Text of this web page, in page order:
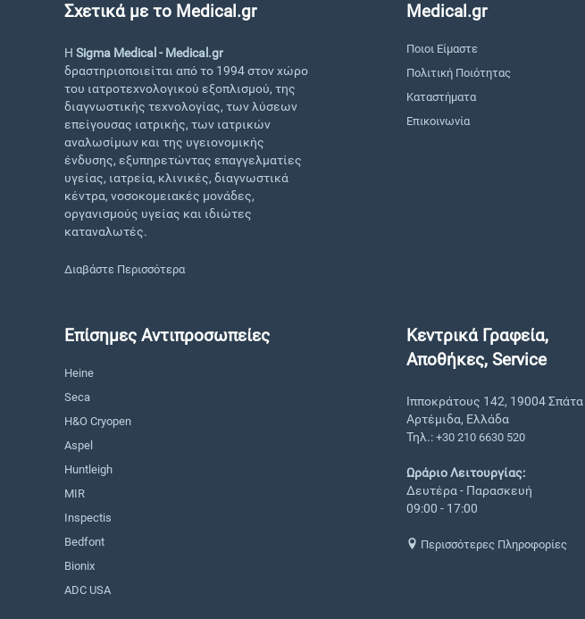
Σχετικά με το Medical.gr
Η Sigma Medical - Medical.gr
δραστηριοποιείται από το 1994 στον χώρο
του ιατροτεχνολογικού εξοπλισμού, της
διαγνωστικής τεχνολογίας, των λύσεων
επείγουσας ιατρικής, των ιατρικών
αναλωσίμων και της υγειονομικής
ένδυσης, εξυπηρετώντας επαγγελματίες
υγείας, ιατρεία, κλινικές, διαγνωστικά
κέντρα, νοσοκομειακές μονάδες,
οργανισμούς υγείας και ιδιώτες
καταναλωτές.
Διαβάστε Περισσότερα
Medical.gr
Ποιοι Είμαστε
Πολιτική Ποιότητας
Καταστήματα
Επικοινωνία
Επίσημες Αντιπροσωπείες
Heine
Seca
H&O Cryopen
Aspel
Huntleigh
MIR
Inspectis
Bedfont
Bionix
ADC USA
Κεντρικά Γραφεία,
Αποθήκες, Service
Ιπποκράτους 142, 19004 Σπάτα
Αρτέμιδα, Ελλάδα
Τηλ.: +30 210 6630 520
Ωράριο Λειτουργίας:
Δευτέρα - Παρασκευή
09:00 - 17:00
Περισσότερες Πληροφορίες